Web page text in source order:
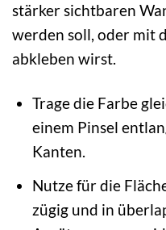
stärker sichtbaren
werden soll, oder mit
abkleben wirst.
Trage die Farbe
einem Pinsel
Kanten.
Nutze für die
zügig und in